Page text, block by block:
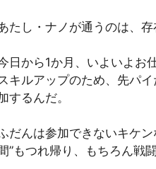
たし・ナノが通うのは、
日から1か月、いよいよお
キルアップのため、先パ
するんだ。
だんは参加できないキケ
”もつれ帰り、もちろん戦